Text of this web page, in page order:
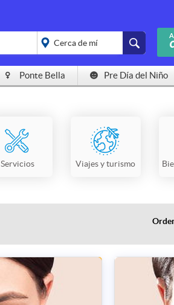
placeholder="Todo el
Ponte Bella Pre Día del Niño
Servicios Viajes y turismo